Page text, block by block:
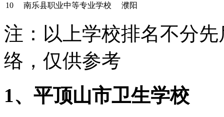
10
南乐县职业中等专业学校 濮阳
注：以上学校排名不分
络，仅供参考
1、平顶山市卫生学校